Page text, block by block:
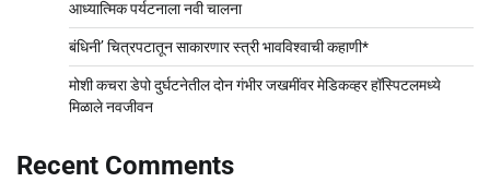
आध्यात्मिक पर्यटनाला नवी चालना
बंधिनी’ चित्रपटातून साकारणार स्त्री भावविश्वाची कहाणी*
मोशी कचरा डेपो दुर्घटनेतील दोन गंभीर जखमींवर मेडिकव्हर हॉस्पिटलमध्ये
मिळाले नवजीवन
Recent Comments